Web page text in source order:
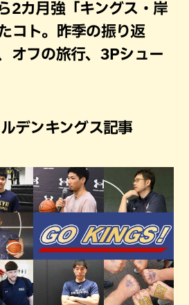
2カ月強「キングス・岸
コト。昨季の振り返
オフの旅行、3Pシュー
デンキングス記事